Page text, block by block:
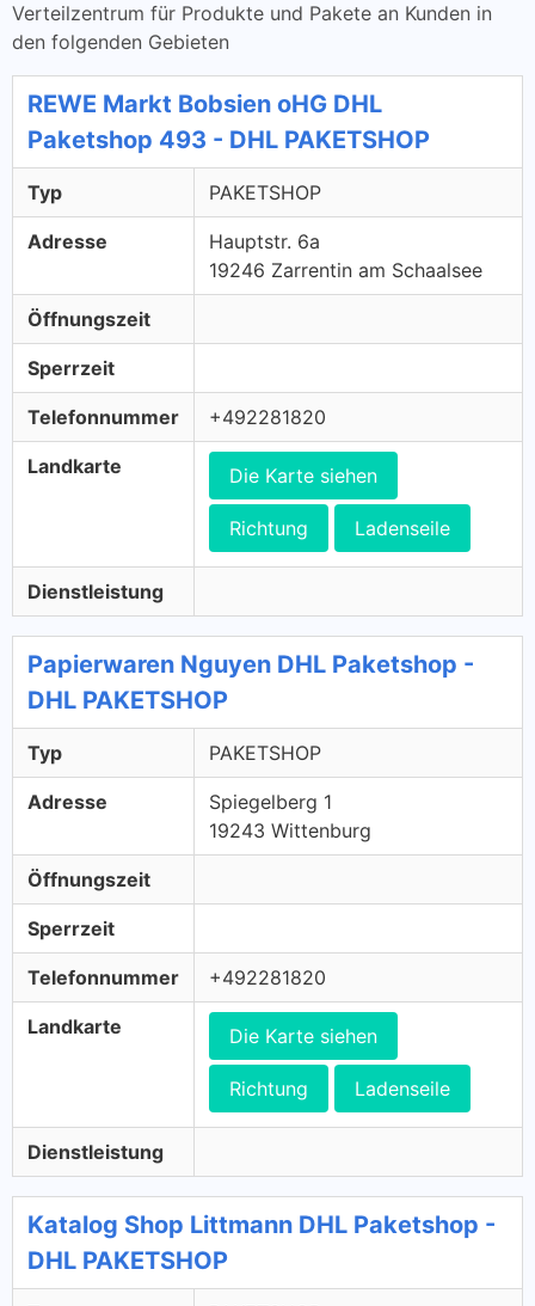
Verteilzentrum für Produkte und Pakete an Kunden in
den folgenden Gebieten
REWE Markt Bobsien oHG DHL
Paketshop 493 - DHL PAKETSHOP
Typ PAKETSHOP
Adresse
Hauptstr. 6a
19246 Zarrentin am Schaalsee
Öffnungszeit
Sperrzeit
Telefonnummer +492281820
Landkarte Die Karte siehen
Richtung Ladenseile
Dienstleistung
Papierwaren Nguyen DHL Paketshop -
DHL PAKETSHOP
Typ PAKETSHOP
Adresse
Spiegelberg 1
19243 Wittenburg
Öffnungszeit
Sperrzeit
Telefonnummer +492281820
Landkarte Die Karte siehen
Richtung Ladenseile
Dienstleistung
Katalog Shop Littmann DHL Paketshop -
DHL PAKETSHOP